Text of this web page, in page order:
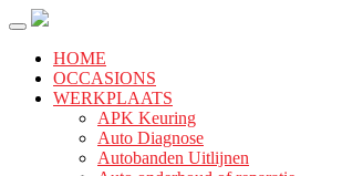
HOME
OCCASIONS
WERKPLAATS
APK Keuring
Auto Diagnose
Autobanden Uitlijnen